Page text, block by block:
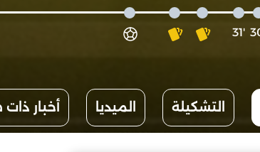
'31
التشكيلة الميديا أخبار